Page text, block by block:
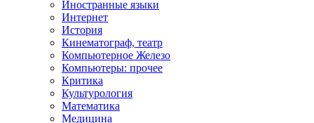
Иностранные языки
Интернет
История
Кинематограф, театр
Компьютерное Железо
Компьютеры: прочее
Критика
Культурология
Математика
Медицина